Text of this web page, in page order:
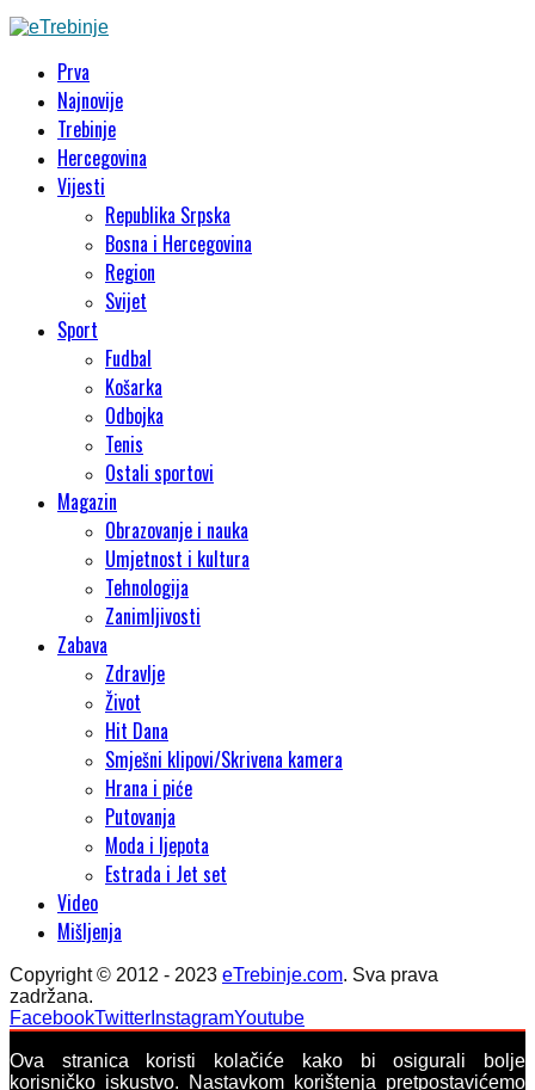
Prva
Najnovije
Trebinje
Hercegovina
Vijesti
Republika Srpska
Bosna i Hercegovina
Region
Svijet
Sport
Fudbal
Košarka
Odbojka
Tenis
Ostali sportovi
Magazin
Obrazovanje i nauka
Umjetnost i kultura
Tehnologija
Zanimljivosti
Zabava
Zdravlje
Život
Hit Dana
Smješni klipovi/Skrivena kamera
Hrana i piće
Putovanja
Moda i ljepota
Estrada i Jet set
Video
Mišljenja
Copyright © 2012 - 2023 eTrebinje.com. Sva prava
zadržana.
FacebookTwitter InstagramYoutube
Ova stranica koristi kolačiće kako bi osigurali bolje
korisničko iskustvo. Nastavkom korištenja pretpostavićemo